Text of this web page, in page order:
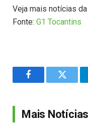
Veja mais notícias
Fonte: G1 Tocantins
FacebookTwitter
Mais Notícias